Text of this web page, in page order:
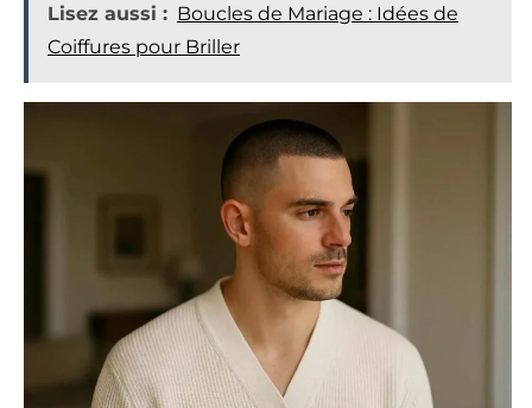
Lisez aussi : Boucles de Mariage : Idées de
Coiffures pour Briller